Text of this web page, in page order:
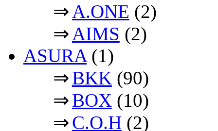
⇒A.ONE (2)
⇒AIMS (2)
ASURA(1)
⇒BKK (90)
⇒BOX (10)
⇒C.O.H (2)